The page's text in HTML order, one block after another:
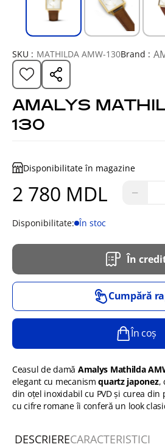
SKU : MATHILDA AMW-130Brand :
AMALYS
130
Disponibilitate în magazine
2 780 MDL −
Disponibilitate: În stoc
În
Cumpără
În coș
Ceasul de damă Amalys Mathilda
elegant cu mecanismquartz japonez,
din oțel inoxidabil cu PVD și curea din
cu cifre romane îi conferă un look
DESCRIERECARACTERISTICI